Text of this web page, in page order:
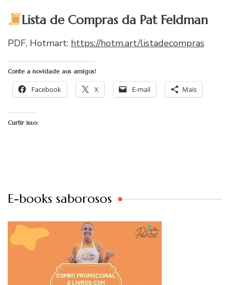
Lista de Compras da Pat Feldman
PDF, Hotmart: https://hotm.art/listadecompras
Conte a novidade aos amigos!
Facebook X E-mail Mais
Curtir isso:
E-books saborosos